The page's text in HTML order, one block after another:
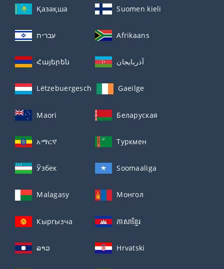
Қазақша Suomen kieli
עברית Afrikaans
Հայերեն آذربايجان
Lëtzebuergesch Gaeilge
Maori Беларуская
አማርኛ Туркмен
Ўзбек Soomaaliga
Malagasy Монгол
Кыргызча ភាសាខ្មែរ
ລາວ Hrvatski